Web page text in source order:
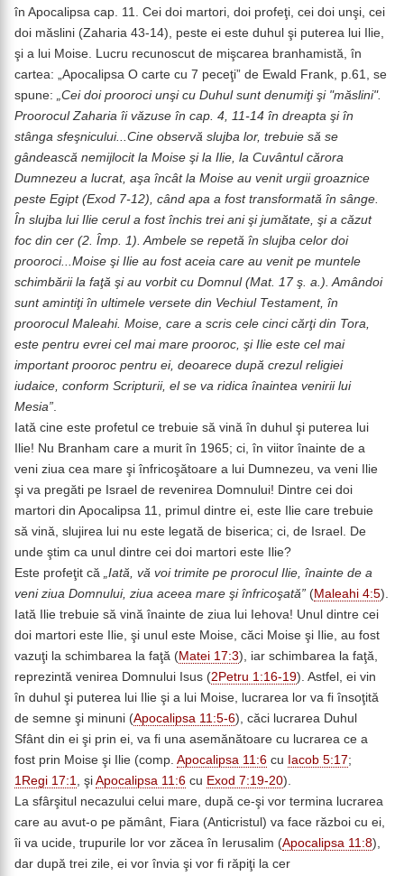
în Apocalipsa cap. 11. Cei doi martori, doi profeţi, cei doi unşi, cei
doi măslini (Zaharia 43-14), peste ei este duhul şi puterea lui Ilie,
şi a lui Moise. Lucru recunoscut de mişcarea branhamistă, în
cartea: „Apocalipsa O carte cu 7 peceţi” de Ewald Frank, p.61, se
spune: „Cei doi prooroci unşi cu Duhul sunt denumiţi şi "măslini".
Proorocul Zaharia îi văzuse în cap. 4, 11-14 în dreapta şi în
stânga sfeşnicului...Cine observă slujba lor, trebuie să se
gândească nemijlocit la Moise şi la Ilie, la Cuvântul cărora
Dumnezeu a lucrat, aşa încât la Moise au venit urgii groaznice
peste Egipt (Exod 7-12), când apa a fost transformată în sânge.
În slujba lui Ilie cerul a fost închis trei ani şi jumătate, şi a căzut
foc din cer (2. Împ. 1). Ambele se repetă în slujba celor doi
prooroci...Moise şi Ilie au fost aceia care au venit pe muntele
schimbării la faţă şi au vorbit cu Domnul (Mat. 17 ş. a.). Amândoi
sunt amintiţi în ultimele versete din Vechiul Testament, în
proorocul Maleahi. Moise, care a scris cele cinci cărţi din Tora,
este pentru evrei cel mai mare prooroc, şi Ilie este cel mai
important prooroc pentru ei, deoarece după crezul religiei
iudaice, conform Scripturii, el se va ridica înaintea venirii lui
Mesia”.
Iată cine este profetul ce trebuie să vină în duhul şi puterea lui
Ilie! Nu Branham care a murit în 1965; ci, în viitor înainte de a
veni ziua cea mare şi înfricoşătoare a lui Dumnezeu, va veni Ilie
şi va pregăti pe Israel de revenirea Domnului! Dintre cei doi
martori din Apocalipsa 11, primul dintre ei, este Ilie care trebuie
să vină, slujirea lui nu este legată de biserica; ci, de Israel. De
unde ştim ca unul dintre cei doi martori este Ilie?
Este profeţit că „Iată, vă voi trimite pe prorocul Ilie, înainte de a
veni ziua Domnului, ziua aceea mare şi înfricoşată” (Maleahi 4:5).
Iată Ilie trebuie să vină înainte de ziua lui Iehova! Unul dintre cei
doi martori este Ilie, şi unul este Moise, căci Moise şi Ilie, au fost
vazuţi la schimbarea la faţă (Matei 17:3), iar schimbarea la faţă,
reprezintă venirea Domnului Isus (2Petru 1:16-19). Astfel, ei vin
în duhul şi puterea lui Ilie şi a lui Moise, lucrarea lor va fi însoţită
de semne şi minuni (Apocalipsa 11:5-6), căci lucrarea Duhul
Sfânt din ei şi prin ei, va fi una asemănătoare cu lucrarea ce a
fost prin Moise şi Ilie (comp. Apocalipsa 11:6 cu Iacob 5:17;
1Regi 17:1, şi Apocalipsa 11:6 cu Exod 7:19-20).
La sfârşitul necazului celui mare, după ce-şi vor termina lucrarea
care au avut-o pe pământ, Fiara (Anticristul) va face război cu ei,
îi va ucide, trupurile lor vor zăcea în Ierusalim (Apocalipsa 11:8),
dar după trei zile, ei vor învia şi vor fi răpiţi la cer